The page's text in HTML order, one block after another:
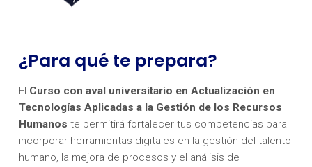
¿Para qué te prepara?
El Curso con aval universitario en Actualización en
Tecnologías Aplicadas a la Gestión de los Recursos
Humanos te permitirá fortalecer tus competencias para
incorporar herramientas digitales en la gestión del talento
humano, la mejora de procesos y el análisis de